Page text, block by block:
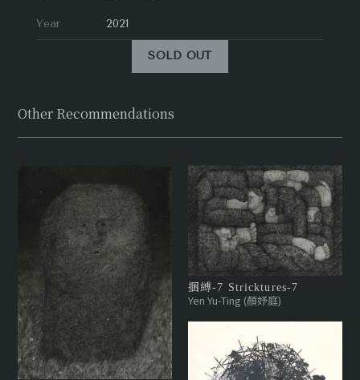
Year 2021
SOLD OUT
Other Recommendations
捆縛-7 Stricktures-7
Yen Yu-Ting (顏妤庭)